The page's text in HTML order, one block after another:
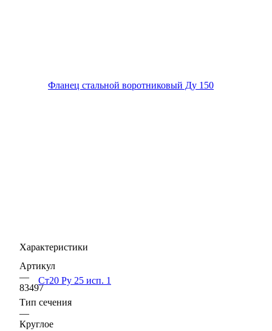
Характеристики
Артикул
—
83497
Тип сечения
—
Круглое